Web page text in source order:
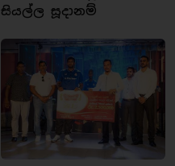
සියල්ල සූදානම්